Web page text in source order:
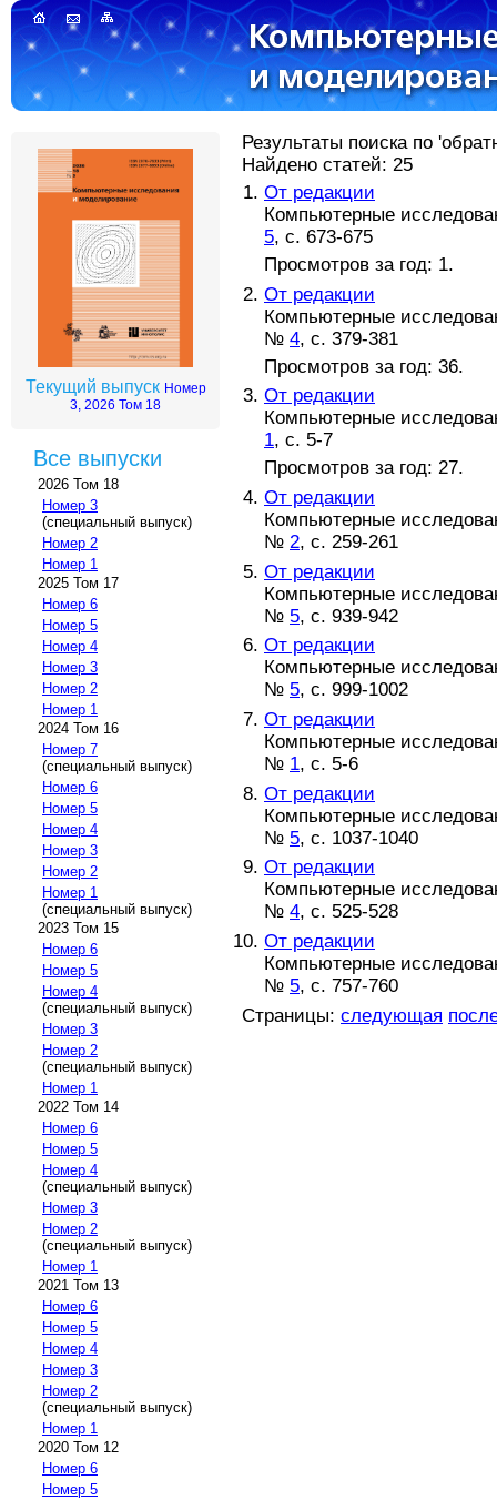
Текущий выпуск Номер
3, 2026 Том 18
Все выпуски
2026 Том 18
Номер 3
(специальный выпуск)
Номер 2
Номер 1
2025 Том 17
Номер 6
Номер 5
Номер 4
Номер 3
Номер 2
Номер 1
2024 Том 16
Номер 7
(специальный выпуск)
Номер 6
Номер 5
Номер 4
Номер 3
Номер 2
Номер 1
(специальный выпуск)
2023 Том 15
Номер 6
Номер 5
Номер 4
(специальный выпуск)
Номер 3
Номер 2
(специальный выпуск)
Номер 1
2022 Том 14
Номер 6
Номер 5
Номер 4
(специальный выпуск)
Номер 3
Номер 2
(специальный выпуск)
Номер 1
2021 Том 13
Номер 6
Номер 5
Номер 4
Номер 3
Номер 2
(специальный выпуск)
Номер 1
2020 Том 12
Номер 6
Номер 5
Результаты поиска по
Найдено статей: 25
От редакции
Компьютерные
5, с. 673-675
Просмотров за год: 1.
От редакции
Компьютерные
№ 4, с. 379-381
Просмотров за год: 36.
От редакции
Компьютерные
1, с. 5-7
Просмотров за год: 27.
От редакции
Компьютерные
№ 2, с. 259-261
От редакции
Компьютерные
№ 5, с. 939-942
От редакции
Компьютерные
№ 5, с. 999-1002
От редакции
Компьютерные
№ 1, с. 5-6
От редакции
Компьютерные
№ 5, с. 1037-1040
От редакции
Компьютерные
№ 4, с. 525-528
От редакции
Компьютерные
№ 5, с. 757-760
Страницы: следующая